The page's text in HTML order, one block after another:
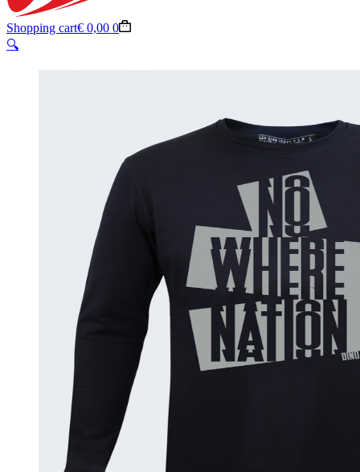
Shopping cart€ 0,00 0
🔍